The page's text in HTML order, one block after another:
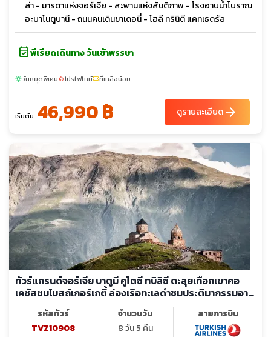
ล่า - มารดาแห่งจอร์เจีย - สะพานแห่งสันติภาพ - โรงอาบน้ำโบราณ
อะบาโนตูบานี - ถนนคนเดินขาเดอนี่ - โฮลี ทรินิตี แคทเธดรัล
event_availableพีเรียดเดินทาง วันเข้าพรรษา
sunnyวันหยุดพิเศษlocal_fire_departmentโปรไฟไหม้confirmation_numberที่เหลือน้อย
เริ่มต้น 46,990 ฿ ดูรายละเอียดarrow_forward
ทัวร์แกรนด์จอร์เจีย บาตูมี คูไตซี ทบิลิซี ตะลุยเทือกเขาคอ
เคซัสชมโบสถ์เกอร์เกตี้ ล่องเรือทะเลดำชมประติมากรรมอาลี
รหัสทัวร์
TVZ10908
จำนวนวัน
8 วัน 5 คืน
สายการบิน